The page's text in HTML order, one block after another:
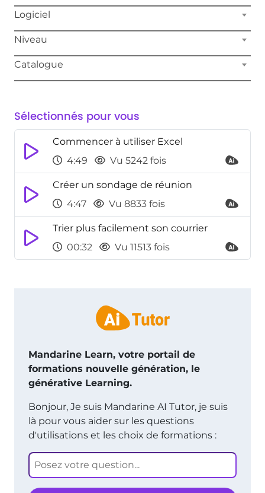
Logiciel
Niveau
Catalogue
Sélectionnés pour vous
Commencer à utiliser Excel
4:49
Vu 5242 fois
Créer un sondage de réunion
4:47
Vu 8833 fois
Trier plus facilement son courrier
00:32
Vu 11513 fois
Mandarine Learn, votre portail de
formations nouvelle génération, le
générative Learning.
Bonjour, Je suis Mandarine AI Tutor, je suis
là pour vous aider sur les questions
d'utilisations et les choix de formations :